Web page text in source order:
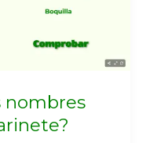
nombres